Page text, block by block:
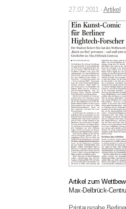
27.07.2011 -Artikel
Artikel zum
Max-Delbrück-